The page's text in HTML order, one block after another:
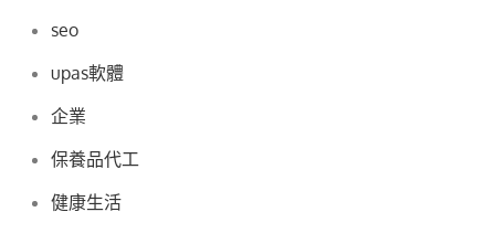
seo
upas軟體
企業
保養品代工
健康生活